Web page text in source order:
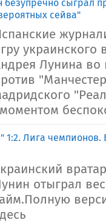
безупречно сыграл
сейва"
украинского
Лунина во
1:2. Лига чемпионов.
отыграл